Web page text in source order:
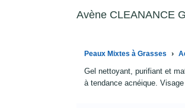
Avène CLEANANCE
Peaux Mixtes à Grasses ›
Gel nettoyant, purifiant et
à tendance acnéique.